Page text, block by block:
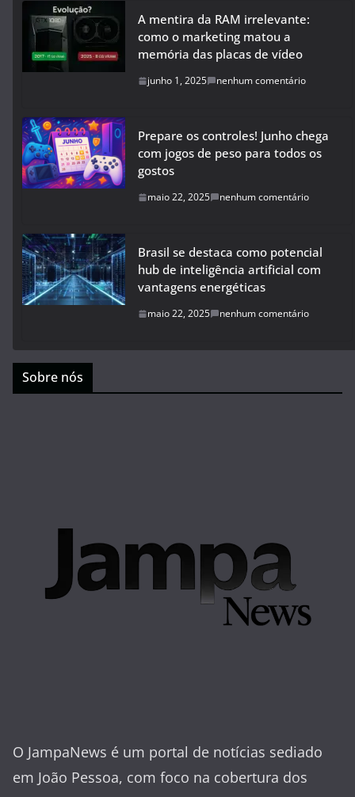
A mentira da RAM irrelevante:
como o marketing matou a
memória das placas de vídeo
junho 1, 2025 nenhum comentário
Prepare os controles! Junho chega
com jogos de peso para todos os
gostos
maio 22, 2025 nenhum comentário
Brasil se destaca como potencial
hub de inteligência artificial com
vantagens energéticas
maio 22, 2025 nenhum comentário
Sobre nós
O JampaNews é um portal de notícias sediado
em João Pessoa, com foco na cobertura dos